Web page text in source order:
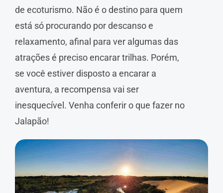
de ecoturismo. Não é o destino para quem
está só procurando por descanso e
relaxamento, afinal para ver algumas das
atrações é preciso encarar trilhas. Porém,
se você estiver disposto a encarar a
aventura, a recompensa vai ser
inesquecível. Venha conferir o que fazer no
Jalapão!